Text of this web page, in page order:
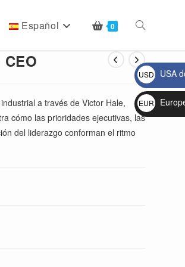
Español 0 Alternar
búsqueda
a través de Victor Hale,
cómo las prioridades ejecutivas, las
del liderazgo conforman el ritmo
USD
$
USA
EUR
€